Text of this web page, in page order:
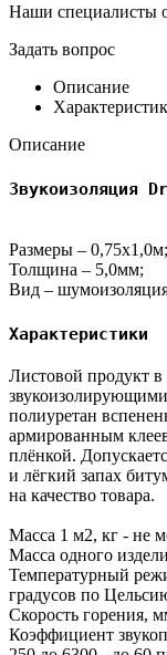
Наши специалисты
Задать вопрос
Описание
Описание
Звукоизоляция
Размеры – 0,75х1,0м;
Толщина – 5,0мм;
Вид –
Характеристики
Листовой продукт
полиуретан
армированным
плёнкой.
и лёгкий запах
на качество товара.
Масса 1 м2, кг - не
Масса одного
Температурный
градусов по
Скорость горения,
Коэффициент